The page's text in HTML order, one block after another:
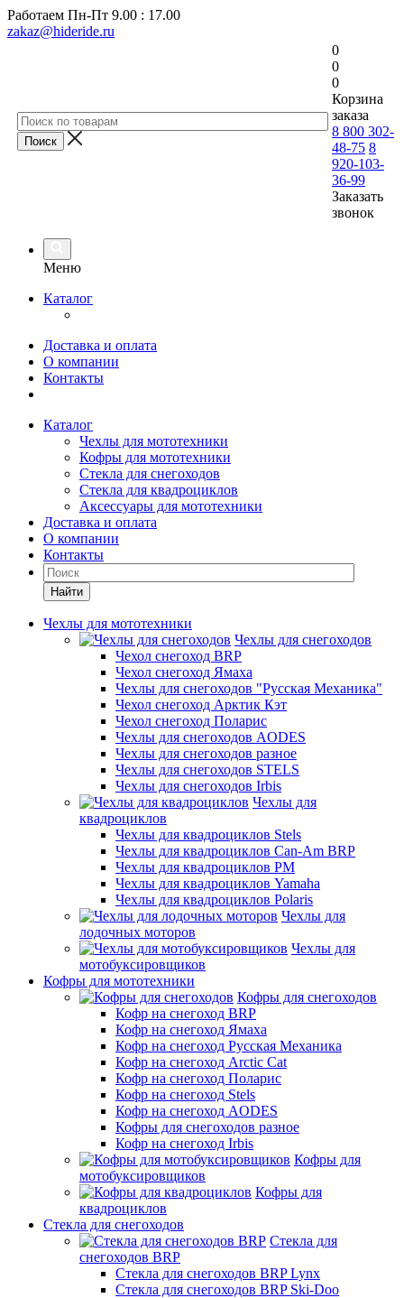
Работаем Пн-Пт 9.00 : 17.00
zakaz@hideride.ru
0
0
0
Корзина
заказа
8 800 302-
48-75 8
920-103-
36-99
Заказать
звонок
Меню
Каталог
Доставка и оплата
О компании
Контакты
Каталог
Чехлы для мототехники
Кофры для мототехники
Стекла для снегоходов
Стекла для квадроциклов
Аксессуары для мототехники
Доставка и оплата
О компании
Контакты
Найти
Чехлы для мототехники
Чехлы для снегоходов
Чехол снегоход BRP
Чехол снегоход Ямаха
Чехлы для снегоходов "Русская Механика"
Чехол снегоход Арктик Кэт
Чехол снегоход Поларис
Чехлы для снегоходов AODES
Чехлы для снегоходов разное
Чехлы для снегоходов STELS
Чехлы для снегоходов Irbis
Чехлы для
квадроциклов
Чехлы для квадроциклов Stels
Чехлы для квадроциклов Can-Am BRP
Чехлы для квадроциклов РМ
Чехлы для квадроциклов Yamaha
Чехлы для квадроциклов Polaris
Чехлы для
лодочных моторов
Чехлы для
мотобуксировщиков
Кофры для мототехники
Кофры для снегоходов
Кофр на снегоход BRP
Кофр на снегоход Ямаха
Кофр на снегоход Русская Механика
Кофр на снегоход Arctic Cat
Кофр на снегоход Поларис
Кофр на снегоход Stels
Кофр на снегоход AODES
Кофры для снегоходов разное
Кофр на снегоход Irbis
Кофры для
мотобуксировщиков
Кофры для
квадроциклов
Стекла для снегоходов
Стекла для
снегоходов BRP
Стекла для снегоходов BRP Lynx
Стекла для снегоходов BRP Ski-Doo